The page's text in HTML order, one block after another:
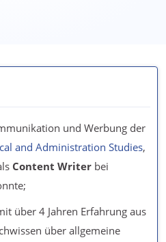
und Werbung der
and Administration Studies,
Content Writer bei
über 4 Jahren Erfahrung aus
über allgemeine